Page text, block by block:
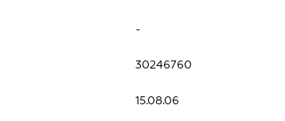
-
30246760
15.08.06